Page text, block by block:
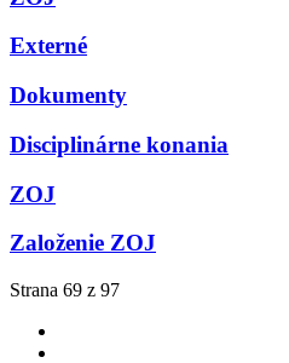
Externé
Dokumenty
Disciplinárne konania
ZOJ
Založenie ZOJ
Strana 69 z 97